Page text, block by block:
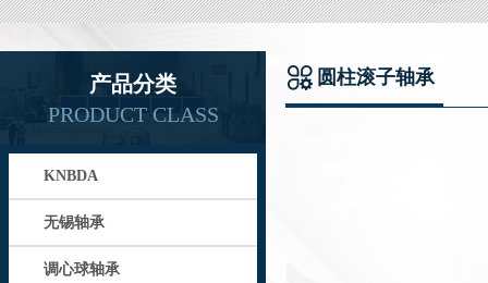
产品分类
PRODUCT CLASS
KNBDA
无锡轴承
调心球轴承
圆柱滚子轴承